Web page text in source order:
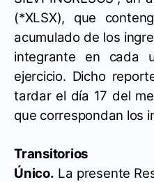
(*XLSX), que
acumulado de los
integrante en cada
ejercicio. Dicho
tardar el día 17 del
que correspondan los
Transitorios
Único. La presente